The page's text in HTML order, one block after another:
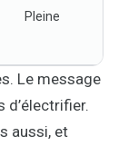
Pleine
Le message
d’électrifier.
aussi, et